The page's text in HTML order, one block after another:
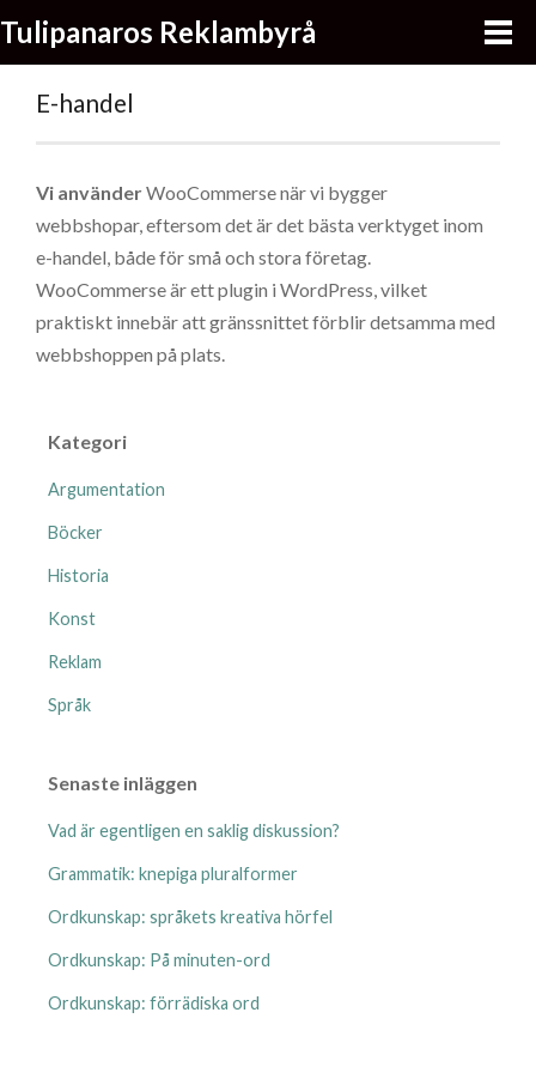
Tulipanaros Reklambyrå
E-handel
Vi använderWooCommerse när vi bygger
webbshopar, eftersom det är det bästa verktyget inom
e-handel, både för små och stora företag.
WooCommerse är ett plugin i WordPress, vilket
praktiskt innebär att gränssnittet förblir detsamma med
webbshoppen på plats.
Kategori
Argumentation
Böcker
Historia
Konst
Reklam
Språk
Senaste inläggen
Vad är egentligen en saklig diskussion?
Grammatik: knepiga pluralformer
Ordkunskap: språkets kreativa hörfel
Ordkunskap: På minuten-ord
Ordkunskap: förrädiska ord